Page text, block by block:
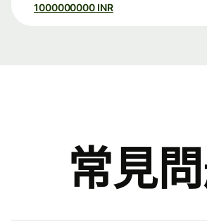
1000000000 INR
常見